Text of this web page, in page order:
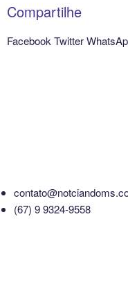
Compartilhe
Facebook Twitter
(67) 9 9324-9558